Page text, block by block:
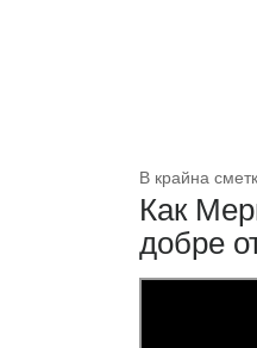
В крайна
Как
добре